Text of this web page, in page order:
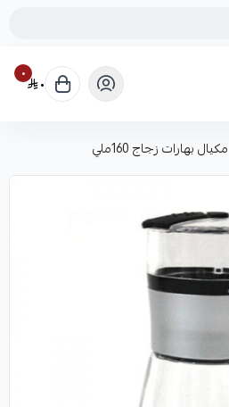
٠ ٠
مكيال بهارات زجاج 160ملي